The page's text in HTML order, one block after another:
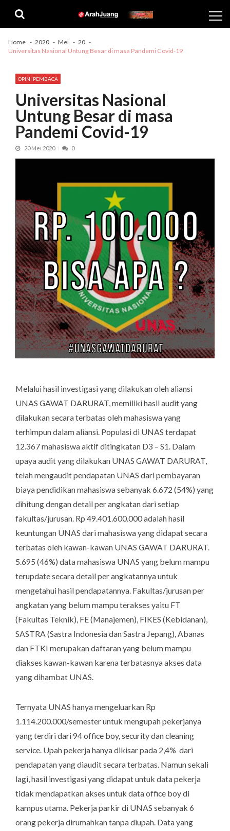
navigation
content
Home 2020 Mei
20
Universitas Nasional Untung Besar di masa Pandemi Covid-19
OPINI PEMBACA
Universitas Nasional
Untung Besar di masa
Pandemi Covid-19
20 Mei 2020 0
Melalui hasil investigasi yang dilakukan oleh aliansi
UNAS GAWAT DARURAT, memiliki hasil audit yang
dilakukan secara terbatas oleh mahasiswa yang
terhimpun dalam aliansi. Populasi di UNAS terdapat
12.367 mahasiswa aktif ditingkatan D3 – S1. Dalam
upaya audit yang dilakukan UNAS GAWAT DARURAT,
telah mengaudit pendapatan UNAS dari pembayaran
biaya pendidikan mahasiswa sebanyak 6.672 (54%) yang
dihitung dengan detail per angkatan dari setiap
fakultas/jurusan. Rp 49.401.600.000 adalah hasil
keuntungan UNAS dari mahasiswa yang didapat secara
terbatas oleh kawan-kawan UNAS GAWAT DARURAT.
5.695 (46%) data mahasiswa UNAS yang belum mampu
terupdate secara detail per angkatannya untuk
mengetahui hasil pendapatannya. Fakultas/jurusan per
angkatan yang belum mampu terakses yaitu FT
(Fakultas Teknik), FE (Manajemen), FIKES (Kebidanan),
SASTRA (Sastra Indonesia dan Sastra Jepang), Abanas
dan FTKI merupakan daftaran yang belum mampu
diakses kawan-kawan karena terbatasnya akses data
yang dihambat UNAS.
Ternyata UNAS hanya mengeluarkan Rp
1.114.200.000/semester untuk mengupah pekerjanya
yang terdiri dari 94 office boy, security dan cleaning
service. Upah pekerja hanya dikisar pada 2,4% dari
pendapatan yang diaudit secara terbatas. Namun sekali
lagi, hasil investigasi yang didapat untuk data pekerja
tidak mendapatkan akses untuk data office boy di
kampus utama. Pekerja parkir di UNAS sebanyak 6
orang pekerja dirumahkan tanpa diupah. Data yang